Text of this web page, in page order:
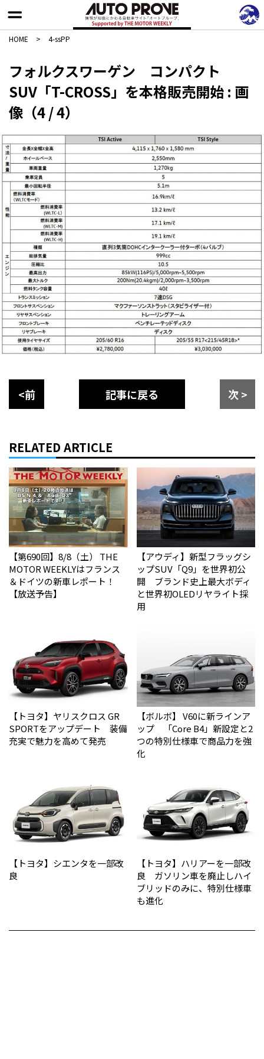
HOME > 4-ssPP
フォルクスワーゲン コンパクト
SUV「T-CROSS」を本格販売開始 : 画
像（4 / 4）
<前 記事に戻る 次 >
RELATED ARTICLE
【第690回】8/8（土） THE
MOTOR WEEKLYはフランス
＆ドイツの新車レポート！
【放送予告】
【アウディ】新型フラッグシ
ップSUV「Q9」を世界初公
開 ブランド史上最大ボディ
と世界初OLEDリヤライト採
用
【トヨタ】ヤリスクロス GR
SPORTをアップデート 装備
充実で魅力を高めて発売
【ボルボ】 V60に新ラインア
ップ 「Core B4」新設定と2
つの特別仕様車で商品力を強
化
【トヨタ】シエンタを一部改
良
【トヨタ】ハリアーを一部改
良 ガソリン車を廃止しハイ
ブリッドのみに、特別仕様車
も進化